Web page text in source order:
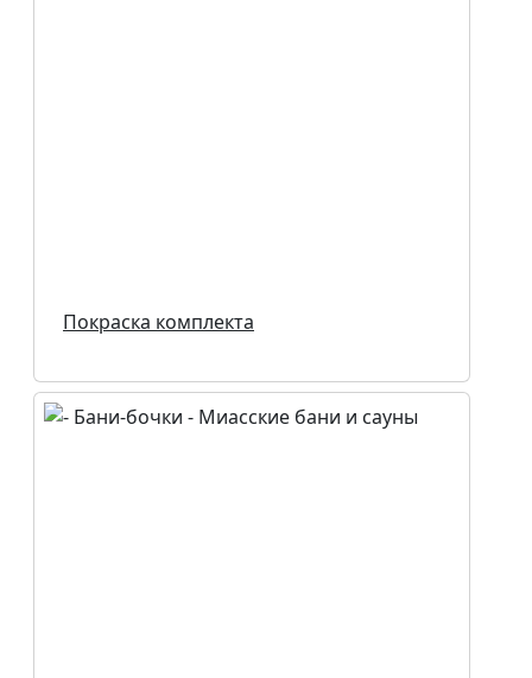
Покраска комплекта